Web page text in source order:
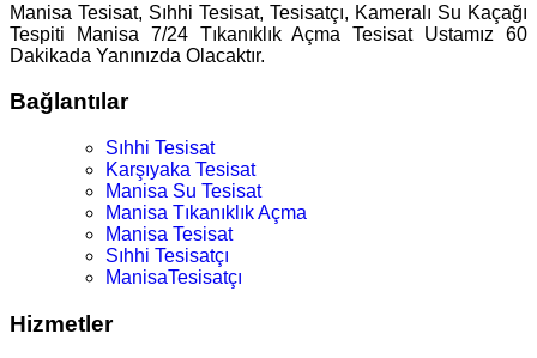
Manisa Tesisat, Sıhhi Tesisat, Tesisatçı, Kameralı Su Kaçağı
Tespiti Manisa 7/24 Tıkanıklık Açma Tesisat Ustamız 60
Dakikada Yanınızda Olacaktır.
Bağlantılar
Sıhhi Tesisat
Karşıyaka Tesisat
Manisa Su Tesisat
Manisa Tıkanıklık Açma
Manisa Tesisat
Sıhhi Tesisatçı
ManisaTesisatçı
Hizmetler